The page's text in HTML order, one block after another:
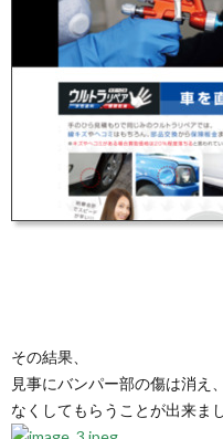
その結果、
見事にバンパー部の傷は消え
なくしてもらうことが出来ま